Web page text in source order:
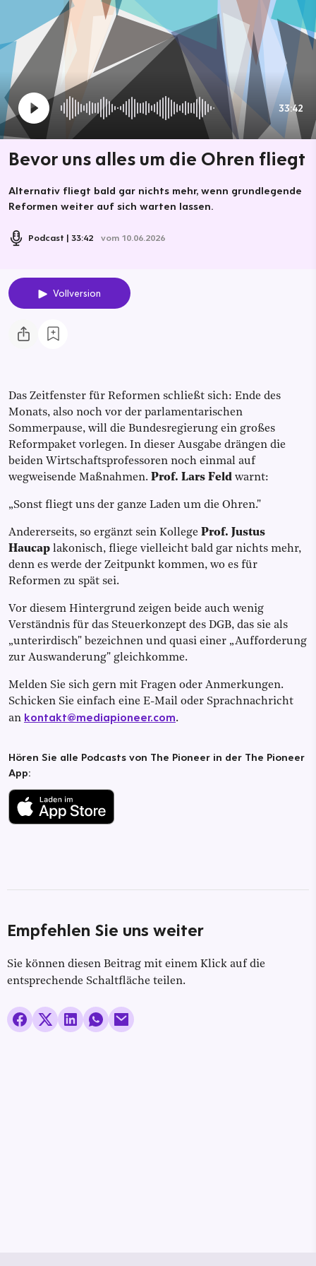
33:42
Bevor uns alles um die Ohren fliegt
Alternativ fliegt bald gar nichts mehr, wenn grundlegende
Reformen weiter auf sich warten lassen.
Podcast 33:42 vom 10.06.2026
Vollversion
Das Zeitfenster für Reformen schließt sich: Ende des
Monats, also noch vor der parlamentarischen
Sommerpause, will die Bundesregierung ein großes
Reformpaket vorlegen. In dieser Ausgabe drängen die
beiden Wirtschaftsprofessoren noch einmal auf
wegweisende Maßnahmen. Prof. Lars Feld warnt:
„Sonst fliegt uns der ganze Laden um die Ohren."
Andererseits, so ergänzt sein Kollege Prof. Justus
Haucap lakonisch, fliege vielleicht bald gar nichts mehr,
denn es werde der Zeitpunkt kommen, wo es für
Reformen zu spät sei.
Vor diesem Hintergrund zeigen beide auch wenig
Verständnis für das Steuerkonzept des DGB, das sie als
„unterirdisch" bezeichnen und quasi einer „Aufforderung
zur Auswanderung" gleichkomme.
Melden Sie sich gern mit Fragen oder Anmerkungen.
Schicken Sie einfach eine E-Mail oder Sprachnachricht
an kontakt@mediapioneer.com.
Hören Sie alle Podcasts von The Pioneer in der The Pioneer
App:
Empfehlen Sie uns weiter
Sie können diesen Beitrag mit einem Klick auf die
entsprechende Schaltfläche teilen.